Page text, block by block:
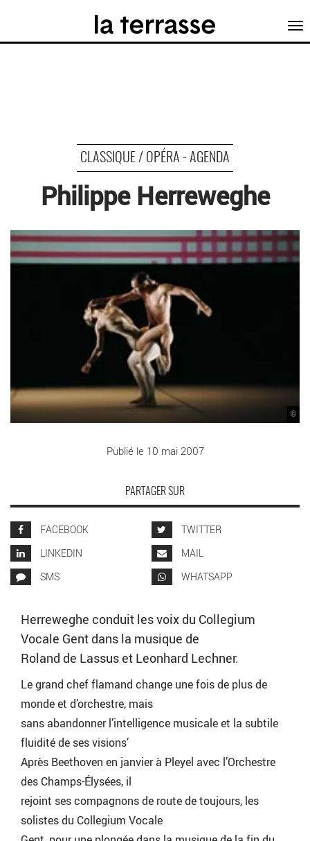
CLASSIQUE / OPÉRA - AGENDA
Philippe Herreweghe
©
Publié le 10 mai 2007
PARTAGER SUR
FACEBOOK
TWITTER
LINKEDIN
MAIL
SMS
WHATSAPP
Herreweghe conduit les voix du Collegium
Vocale Gent dans la musique de
Roland de Lassus et Leonhard Lechner.
Le grand chef flamand change une fois de plus de
monde et d’orchestre, mais
sans abandonner l’intelligence musicale et la subtile
fluidité de ses visions’
Après Beethoven en janvier à Pleyel avec l’Orchestre
des Champs-Élysées, il
rejoint ses compagnons de route de toujours, les
solistes du Collegium Vocale